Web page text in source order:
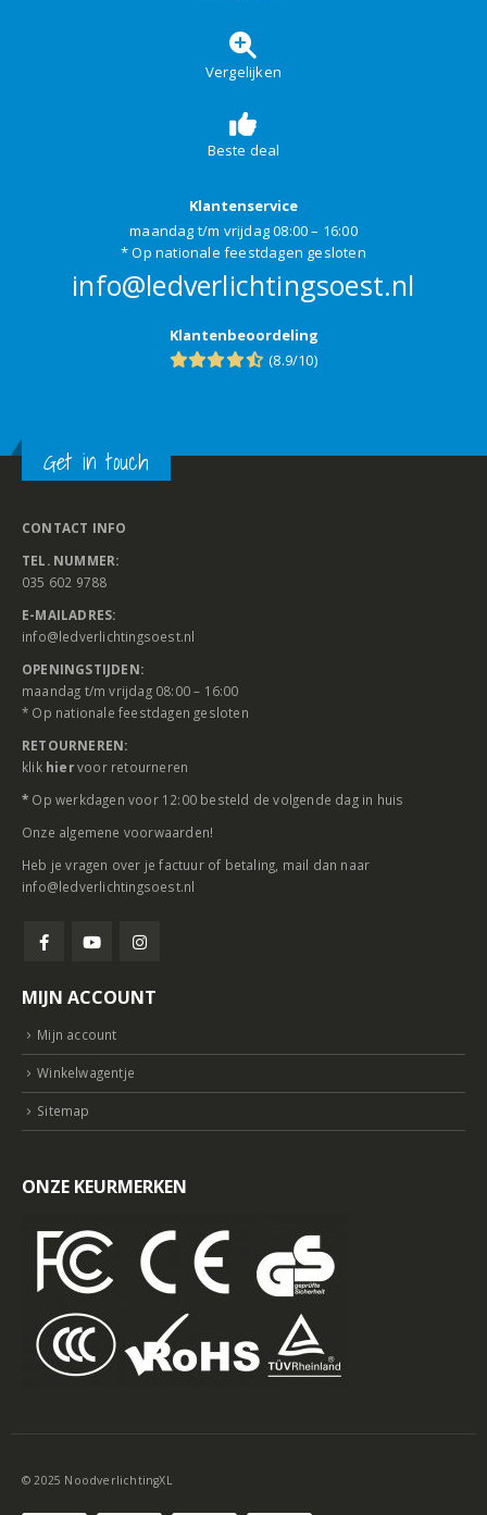
Vergelijken
Beste deal
Klantenservice
maandag t/m vrijdag 08:00 – 16:00
* Op nationale feestdagen gesloten
info@ledverlichtingsoest.nl
Klantenbeoordeling
(8.9/10)
Get in touch
CONTACT INFO
TEL. NUMMER:
035 602 9788
E-MAILADRES:
info@ledverlichtingsoest.nl
OPENINGSTIJDEN:
maandag t/m vrijdag 08:00 – 16:00
* Op nationale feestdagen gesloten
RETOURNEREN:
klik hiervoor retourneren
* Op werkdagen voor 12:00 besteld de volgende dag in huis
Onze algemene voorwaarden!
Heb je vragen over je factuur of betaling, mail dan naar
info@ledverlichtingsoest.nl
MIJN ACCOUNT
Mijn account
Winkelwagentje
Sitemap
ONZE KEURMERKEN
© 2025 NoodverlichtingXL